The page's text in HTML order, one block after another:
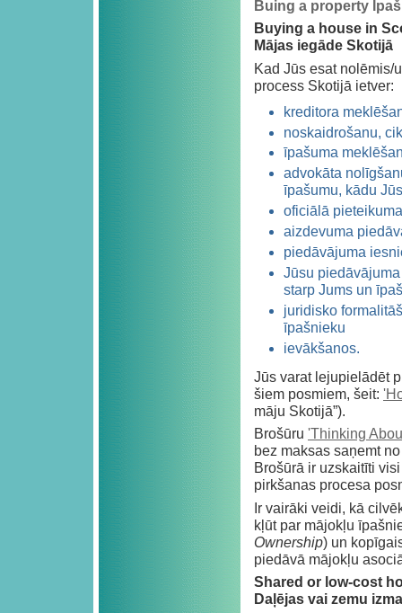
Buing a property
Buying a house in
Mājas iegāde Skotijā
Kad Jūs esat nolēmis/
process Skotijā ietver:
kreditora
noskaidrošanu,
īpašuma
advokāta
īpašumu, kādu
oficiālā
aizdevuma
piedāvājuma
Jūsu
starp Jums un
juridisko
īpašnieku
ievākšanos.
Jūs varat lejupielādēt
šiem posmiem, šeit:
māju Skotijā”).
Brošūru 'Thinking
bez maksas saņemt
Brošūrā ir uzskaitīti
pirkšanas procesa
Ir vairāki veidi, kā
kļūt par mājokļu
Ownership) un
piedāvā mājokļu
Shared or low-cost
Daļējas vai zemu